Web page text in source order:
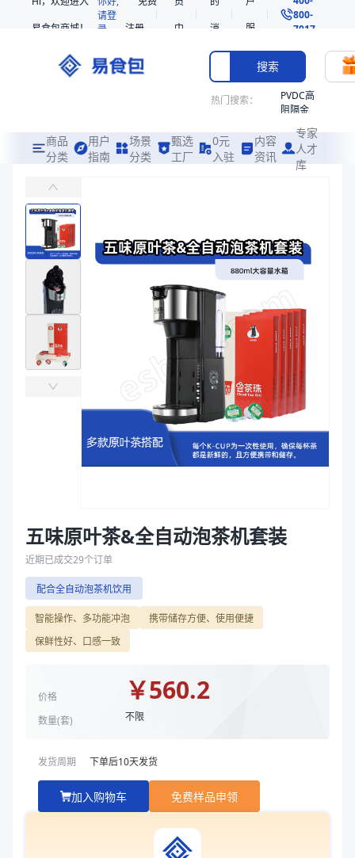
易食包商城！
请登
录
注册
中
消
息
服
务
800-
7017
搜索
热门搜索：
PVDC高
阻隔金
共挤热
收缩袋
收缩袋
221360
烤箱袋
热收缩
拉伸膜
商品
分类
用户
指南
场景
分类
甄选
工厂
0元
入驻
内容
资讯
专家
人才
库
配合全自动泡茶机饮用
易食包（EPAK）专注于五味原叶茶&全自动泡茶机套装包装，提供详
产品卖点：智能操作、多功能冲泡、携带储存方便、使用便捷、保鲜性
应用场景：配合全自动泡茶机饮用
￥560.2
商品参数
原叶茶组合45g*五盒+全自动泡茶机一台
原叶茶组合45g*五盒+全自动泡茶机一台
五味原叶茶&全自动泡茶机套装
近期已成交29个订单
配合全自动泡茶机饮用
智能操作、多功能冲泡
携带储存方便、使用便捷
保鲜性好、口感一致
价格
数量(套)
￥560.2
不限
发货周期 下单后10天发货
加入购物车 免费样品申领